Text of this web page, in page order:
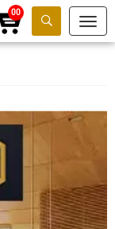
Tìm kiếm
00